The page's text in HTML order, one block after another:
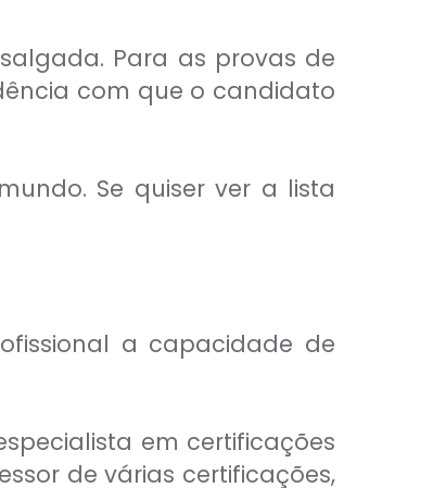
Para as provas de
com que o candidato
Se quiser ver a lista
a capacidade de
em certificações
de várias certificações,